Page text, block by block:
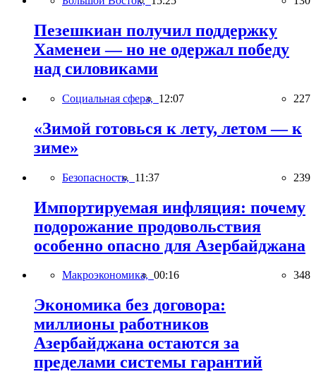
Пезешкиан получил поддержку
Хаменеи — но не одержал победу
над силовиками
Социальная сфера, 12:07 227
«Зимой готовься к лету, летом — к
зиме»
Безопасность, 11:37 239
Импортируемая инфляция: почему
подорожание продовольствия
особенно опасно для Азербайджана
Макроэкономика, 00:16 348
Экономика без договора:
миллионы работников
Азербайджана остаются за
пределами системы гарантий